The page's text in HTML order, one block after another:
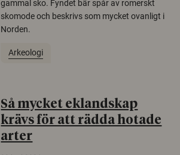
gammal sko. Fyndet bär spår av romerskt
skomode och beskrivs som mycket ovanligt i
Norden.
Arkeologi
Så mycket eklandskap
krävs för att rädda hotade
arter